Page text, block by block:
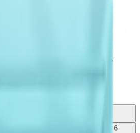
Смесь сухая молочная «Беллакт»
«Bellakt» Immuno Active 1 от 0 до 6